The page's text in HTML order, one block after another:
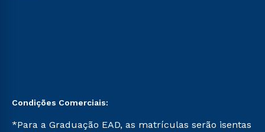
Condições Comerciais:
*Para a Graduação EAD, as matrículas serão isentas